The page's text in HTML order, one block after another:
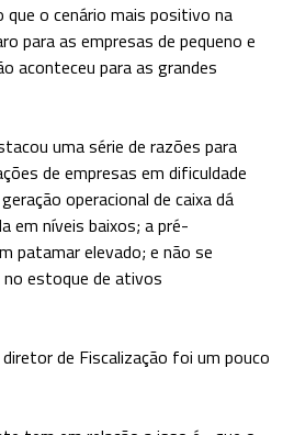
que o cenário mais positivo na
para as empresas de pequeno e
aconteceu para as grandes
uma série de razões para
de empresas em dificuldade
operacional de caixa dá
em níveis baixos; a pré-
patamar elevado; e não se
estoque de ativos
de Fiscalização foi um pouco